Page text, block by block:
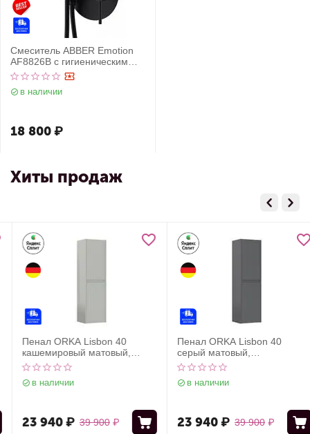
Смеситель ABBER Emotion
AF8826B с гигиеническим
душем, черный матовый
в наличии
18 800₽
Хиты продаж
Пенал ORKA Lisbon 40
кашемировый матовый,
универсальный
в наличии
39 900 ₽
23 940₽
Пенал ORKA Lisbon 40
серый матовый,
универсальный
в наличии
39 900 ₽
23 940₽